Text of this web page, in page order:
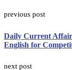
previous post
Daily Current
English for
next post